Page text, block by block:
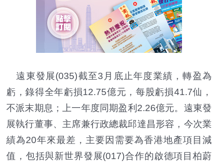
遠東發展(035)截至3月底止年度業績，轉盈為
虧，錄得全年虧損12.75億元，每股虧損41.7仙，
不派末期息；上一年度同期盈利2.26億元。遠東發
展執行董事、主席兼行政總裁邱達昌形容，今次業
績為20年來最差，主要因需要為香港地產項目減
值，包括與新世界發展(017)合作的啟德項目柏蔚